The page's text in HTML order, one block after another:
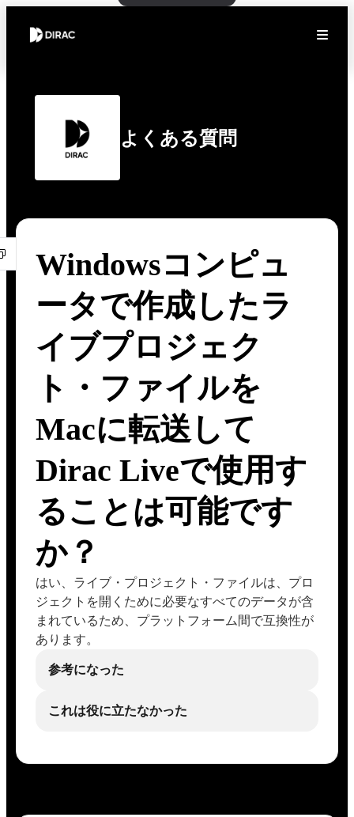
よくある質問
Windowsコンピュ
ータで作成したラ
イブプロジェク
ト・ファイルを
Macに転送して
Dirac Liveで使用す
ることは可能です
か？
はい、ライブ・プロジェクト・ファイルは、プロ
ジェクトを開くために必要なすべてのデータが含
まれているため、プラットフォーム間で互換性が
あります。
参考になった
これは役に立たなかった